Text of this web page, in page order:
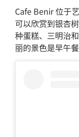
Cafe Benir 位于
可以欣赏到银杏
种蛋糕、三明治
丽的景色是早午